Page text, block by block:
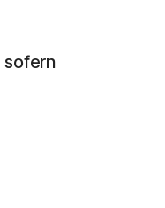
eingeben
sofern